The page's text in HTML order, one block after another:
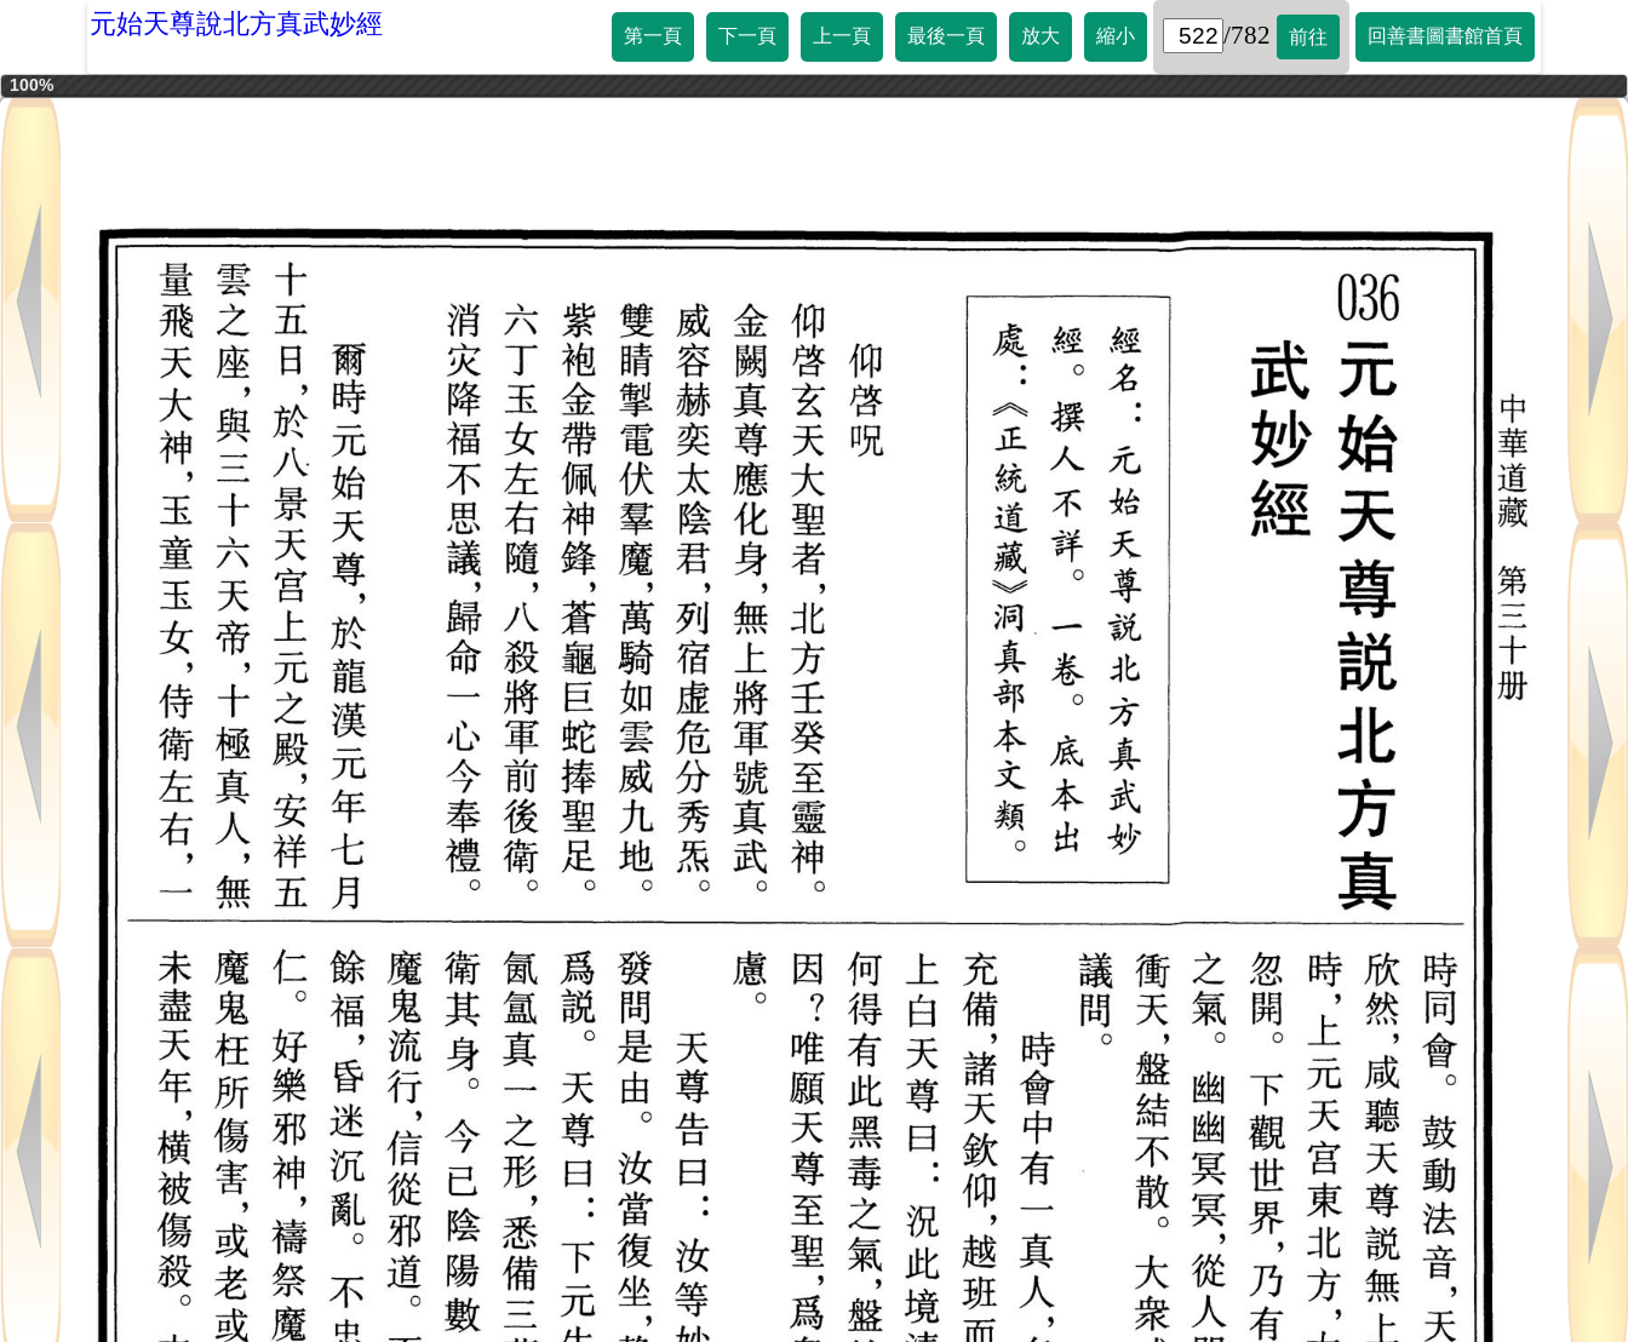
元始天尊說北方真武妙經 第一頁 下一頁 上一頁 最後一頁 放大 縮小 /782 前往 回善書圖書館首頁
100%